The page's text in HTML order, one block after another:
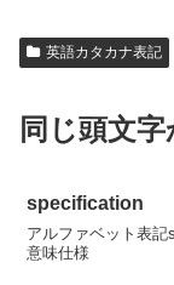
英語カタカナ表記
同じ頭文
specification
アルファベット表
意味仕様